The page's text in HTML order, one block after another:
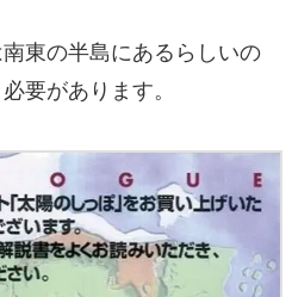
東の半島にあるらしいの
要があります。